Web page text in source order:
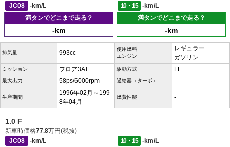
JC08
-km/L 10・15
-km/L
満タンでどこまで走る？
-km
満タンでどこまで走る？
-km
排気量 993cc
使用燃料
エンジン
レギュラー
ガソリン
ミッション フロア3AT 駆動方式 FF
最大出力 58ps/6000rpm 過給器（ターボ） -
生産期間
1996年02月～199
8年04月
燃費性能 -
1.0 F
新車時価格77.8万円(税抜)
JC08
-km/L 10・15
-km/L